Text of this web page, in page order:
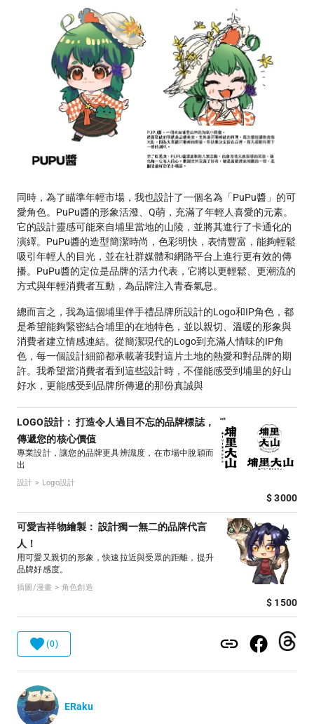
同時，為了瞄準年輕市場，我也設計了一個名為「PuPu醬」的可
愛角色。PuPu醬的形象活潑、Q萌，充滿了年輕人喜愛的元素。
它的設計靈感可能來自埔里當地的山陵，並將其進行了卡通化的
演繹。PuPu醬的造型簡潔時尚，色彩明快，表情豐富，能夠輕鬆
吸引年輕人的目光，並在社群媒體和網路平台上進行更有效的傳
播。PuPu醬的定位是品牌的活力代表，它將以更輕鬆、更潮流的
方式與年輕消費者互動，為品牌注入青春氣息。
總而言之，我為這個埔里伴手禮品牌所設計的Logo和IP角色，都
是希望能夠緊密結合埔里的在地特色，並以親切、溫暖的形象與
消費者建立情感連結。從簡潔現代的Logo到充滿人情味的IP角
色，每一個設計細節都承載著我對這片土地的熱愛和對品牌的期
許。我希望當消費者看到這些設計時，不僅能感受到埔里的好山
好水，更能感受到品牌所傳遞的那份真誠與
LOGO設計： 打造令人過目不忘的品牌標誌，
傳遞您的核心價值
專業設計，讓您的品牌更具辨識度，在市場中脫穎而
出
設計 > Logo設計
$ 3000
可愛吉祥物繪製： 設計獨一無二的品牌代言
人！
用可愛又親切的形象，快速拉近與受眾的距離，提升
品牌好感度。
插圖/漫畫 > 角色創造
$ 1500
(0)
ERaku